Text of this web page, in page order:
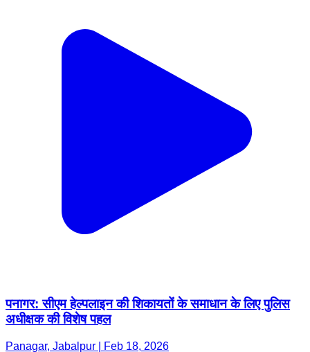
पनागर: सीएम हेल्पलाइन की शिकायतों के समाधान के लिए पुलिस
अधीक्षक की विशेष पहल
Panagar, Jabalpur | Feb 18, 2026